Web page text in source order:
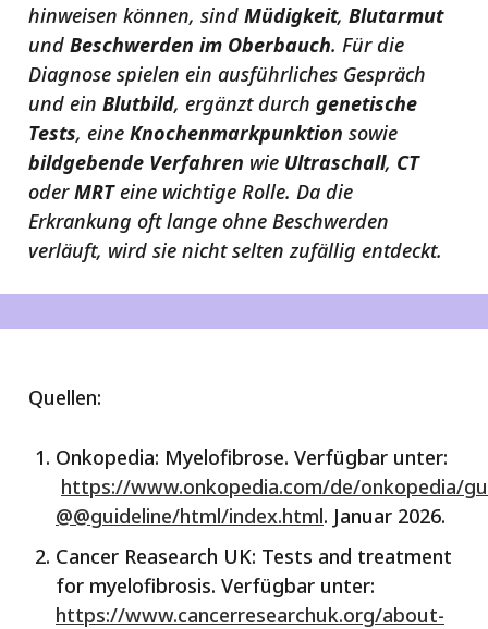
hinweisen können, sind Müdigkeit, Blutarmut
und Beschwerden im Oberbauch. Für die
Diagnose spielen ein ausführliches Gespräch
und ein Blutbild, ergänzt durch genetische
Tests, eine Knochenmarkpunktion sowie
bildgebende Verfahren wie Ultraschall, CT
oderMRTeine wichtige Rolle. Da die
Erkrankung oft lange ohne Beschwerden
verläuft, wird sie nicht selten zufällig entdeckt.
Quellen:
Onkopedia: Myelofibrose. Verfügbar unter:
https://www.onkopedia.com/de/onkopedia/
@@guideline/html/index.html. Januar 2026.
Cancer Reasearch UK: Tests and treatment
for myelofibrosis. Verfügbar unter:
https://www.cancerresearchuk.org/about-